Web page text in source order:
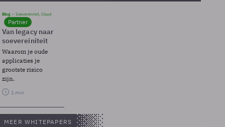
Blog Soevereinteit, Cloud
Partner
Van legacy naar
soevereiniteit
Waarom je oude
applicaties je
grootste risico
zijn.
1 min
MEER WHITEPAPERS